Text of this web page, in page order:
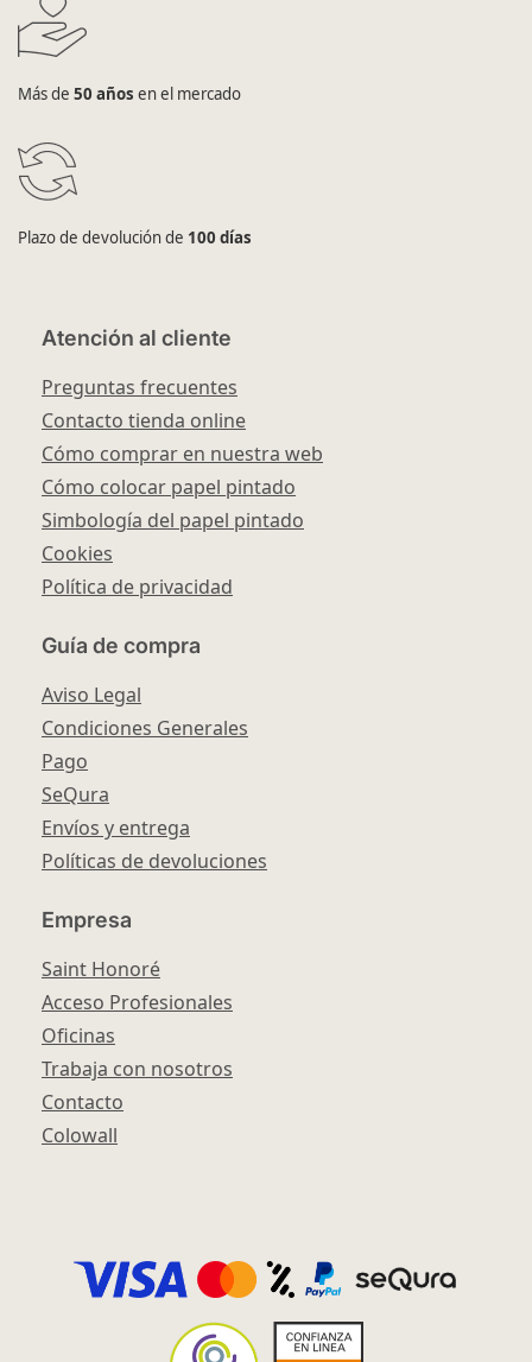
Más de 50 años en el mercado
Plazo de devolución de 100 días
Atención al cliente
Preguntas frecuentes
Contacto tienda online
Cómo comprar en nuestra web
Cómo colocar papel pintado
Simbología del papel pintado
Cookies
Política de privacidad
Guía de compra
Aviso Legal
Condiciones Generales
Pago
SeQura
Envíos y entrega
Políticas de devoluciones
Empresa
Saint Honoré
Acceso Profesionales
Oficinas
Trabaja con nosotros
Contacto
Colowall